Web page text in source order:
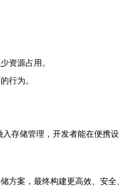
资源占用。
行为。
存储管理，开发者能在便携
方案，最终构建更高效、安